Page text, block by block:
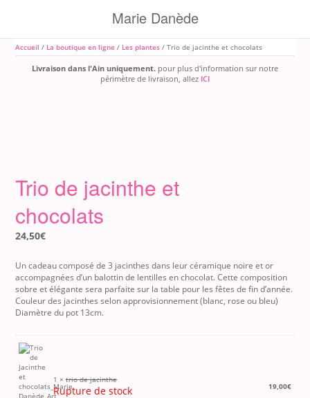
Marie Danède
Accueil / La boutique en ligne / Les plantes / Trio de jacinthe et chocolats
Livraison dans l'Ain uniquement. pour plus d'information sur notre
périmètre de livraison, allez ICI
Trio de jacinthe et
chocolats
24,50€
Un cadeau composé de 3 jacinthes dans leur céramique noire et or
accompagnées d’un balottin de lentilles en chocolat. Cette composition
sobre et élégante sera parfaite sur la table pour les fêtes de fin d’année.
Couleur des jacinthes selon approvisionnement (blanc, rose ou bleu)
Diamètre du pot 13cm.
1 × trio de jacinthe
Rupture de stock 19,00€